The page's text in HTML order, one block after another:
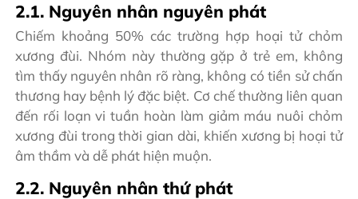
2.1. Nguyên nhân nguyên phát
Chiếm khoảng 50% các trường hợp hoại tử chỏm
xương đùi. Nhóm này thường gặp ở trẻ em, không
tìm thấy nguyên nhân rõ ràng, không có tiền sử chấn
thương hay bệnh lý đặc biệt. Cơ chế thường liên quan
đến rối loạn vi tuần hoàn làm giảm máu nuôi chỏm
xương đùi trong thời gian dài, khiến xương bị hoại tử
âm thầm và dễ phát hiện muộn.
2.2. Nguyên nhân thứ phát